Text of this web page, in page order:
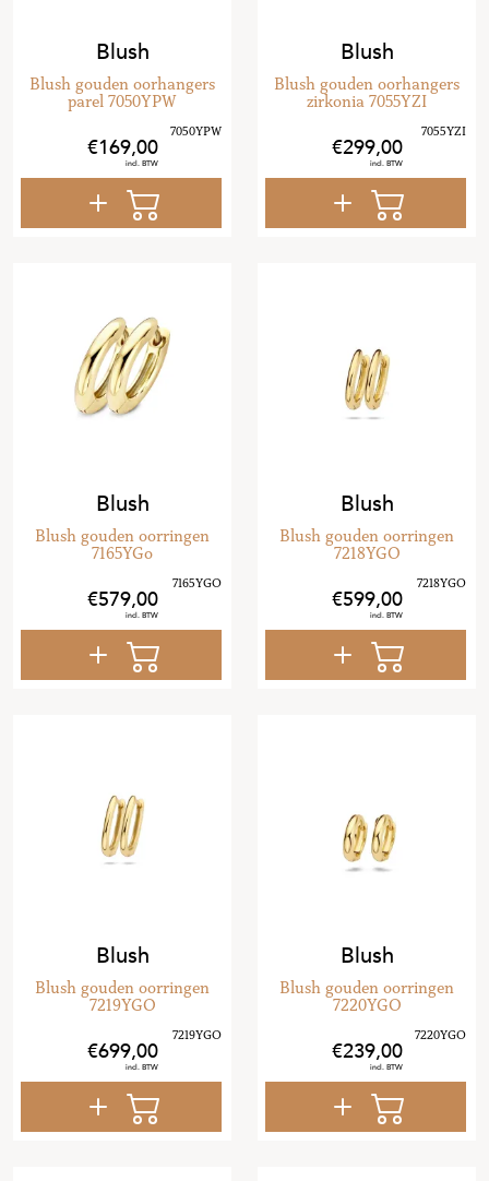
Blush
Blush gouden oorhangers
parel 7050YPW
169,00
Blush
Blush gouden oorhangers
zirkonia 7055YZI
299,00
Blush
Blush gouden oorringen
7165YGo
579,00
Blush
Blush gouden oorringen
7218YGO
599,00
Blush
Blush gouden oorringen
7219YGO
699,00
Blush
Blush gouden oorringen
7220YGO
239,00